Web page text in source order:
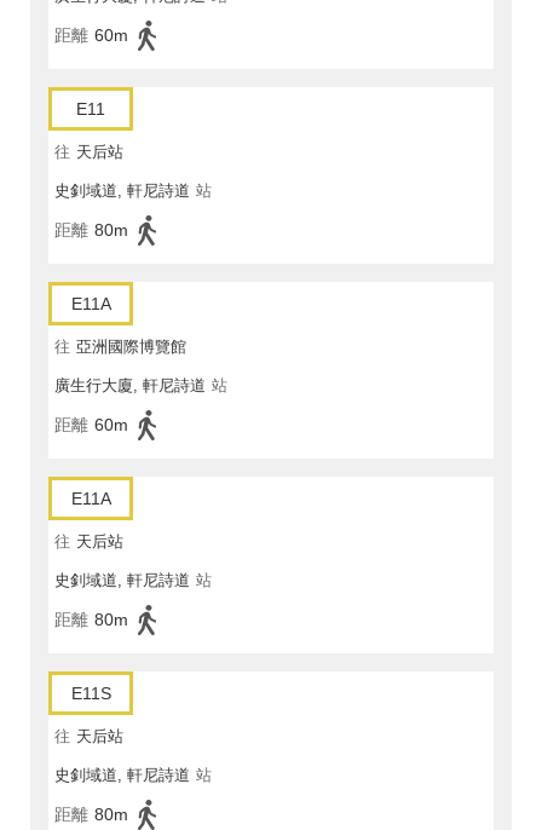
距離 60m
E11
往 天后站
史釗域道, 軒尼詩道 站
距離 80m
E11A
往 亞洲國際博覽館
廣生行大廈, 軒尼詩道 站
距離 60m
E11A
往 天后站
史釗域道, 軒尼詩道 站
距離 80m
E11S
往 天后站
史釗域道, 軒尼詩道 站
距離 80m